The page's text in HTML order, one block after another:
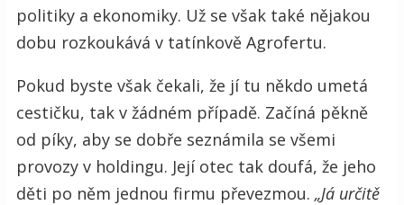
politiky a ekonomiky. Už se však také nějakou
dobu rozkoukává v tatínkově Agrofertu.
Pokud byste však čekali, že jí tu někdo umetá
cestičku, tak v žádném případě. Začíná pěkně
od píky, aby se dobře seznámila se všemi
provozy v holdingu. Její otec tak doufá, že jeho
děti po něm jednou firmu převezmou. „Já určitě